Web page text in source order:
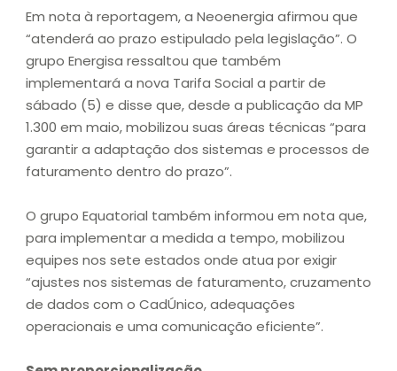
Em nota à reportagem, a Neoenergia afirmou que
“atenderá ao prazo estipulado pela legislação”. O
grupo Energisa ressaltou que também
implementará a nova Tarifa Social a partir de
sábado (5) e disse que, desde a publicação da MP
1.300 em maio, mobilizou suas áreas técnicas “para
garantir a adaptação dos sistemas e processos de
faturamento dentro do prazo”.
O grupo Equatorial também informou em nota que,
para implementar a medida a tempo, mobilizou
equipes nos sete estados onde atua por exigir
“ajustes nos sistemas de faturamento, cruzamento
de dados com o CadÚnico, adequações
operacionais e uma comunicação eficiente”.